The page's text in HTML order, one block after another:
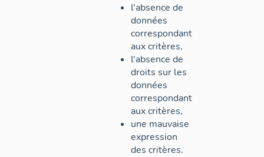
l'absence de
données
correspondant
aux critères,
l'absence de
droits sur les
données
correspondant
aux critères,
une mauvaise
expression
des critères.